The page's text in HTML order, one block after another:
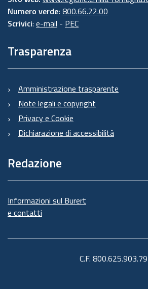
Numero verde: 800.66.22.00
Scrivici: e-mail - PEC
Trasparenza
Amministrazione trasparente
Note legali e copyright
Privacy e Cookie
Dichiarazione di accessibilità
Redazione
Informazioni sul Burert
e contatti
C.F. 800.625.903.79